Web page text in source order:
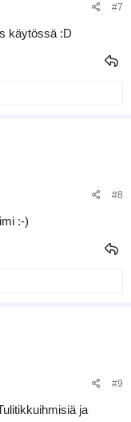
#7
käytössä :D
#8
:-)
#9
ja